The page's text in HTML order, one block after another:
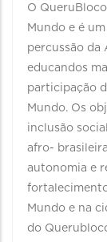
O
Mundo e é
percussão da
educandos
participação
Mundo. Os
inclusão
afro-
autonomia e
Mundo e na
do